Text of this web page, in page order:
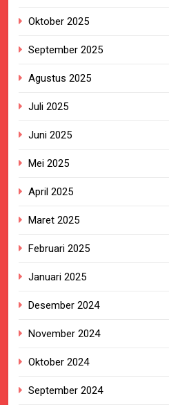
Oktober 2025
September 2025
Agustus 2025
Juli 2025
Juni 2025
Mei 2025
April 2025
Maret 2025
Februari 2025
Januari 2025
Desember 2024
November 2024
Oktober 2024
September 2024